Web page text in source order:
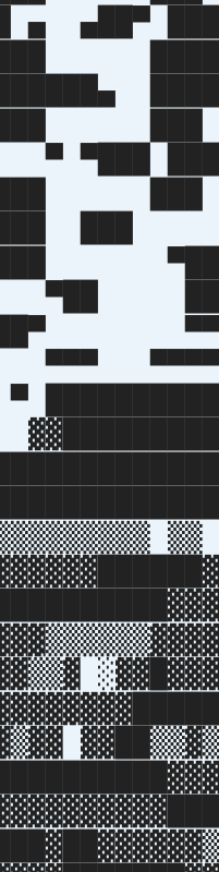
███ ▄
██ ▀
▀██
▒▒